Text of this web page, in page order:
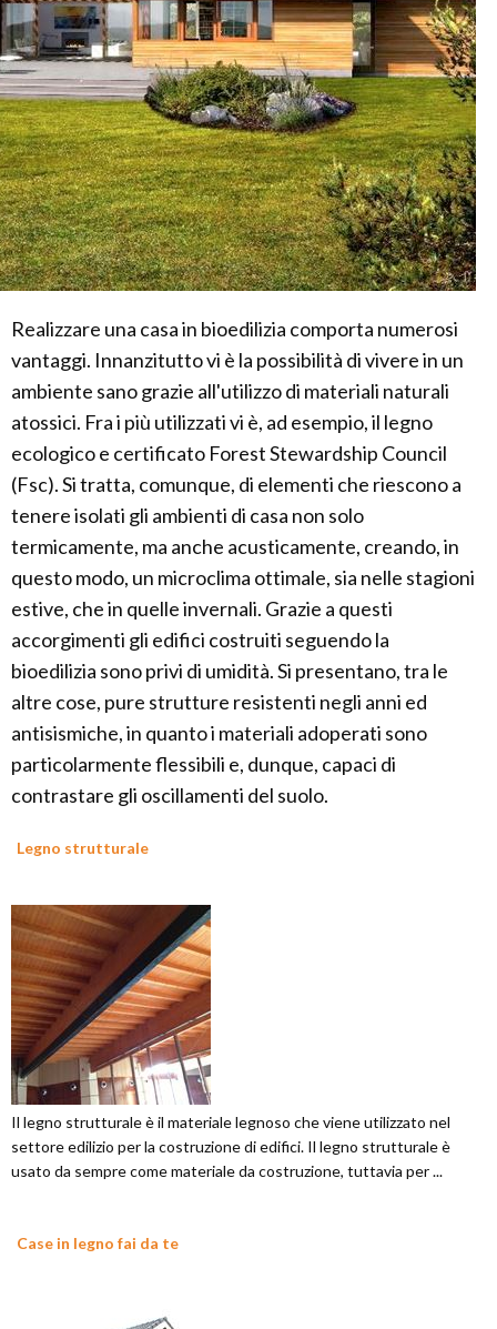
Realizzare una casa in bioedilizia comporta numerosi
vantaggi. Innanzitutto vi è la possibilità di vivere in un
ambiente sano grazie all'utilizzo di materiali naturali
atossici. Fra i più utilizzati vi è, ad esempio, il legno
ecologico e certificato Forest Stewardship Council
(Fsc). Si tratta, comunque, di elementi che riescono a
tenere isolati gli ambienti di casa non solo
termicamente, ma anche acusticamente, creando, in
questo modo, un microclima ottimale, sia nelle stagioni
estive, che in quelle invernali. Grazie a questi
accorgimenti gli edifici costruiti seguendo la
bioedilizia sono privi di umidità. Si presentano, tra le
altre cose, pure strutture resistenti negli anni ed
antisismiche, in quanto i materiali adoperati sono
particolarmente flessibili e, dunque, capaci di
contrastare gli oscillamenti del suolo.
Legno strutturale
Il legno strutturale è il materiale legnoso che viene utilizzato nel
settore edilizio per la costruzione di edifici. Il legno strutturale è
usato da sempre come materiale da costruzione, tuttavia per ...
Case in legno fai da te